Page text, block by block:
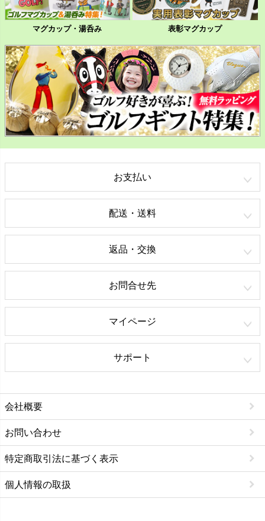
マグカップ・湯呑み 表彰マグカップ
お支払い
配送・送料
返品・交換
お問合せ先
マイページ
サポート
会社概要
お問い合わせ
特定商取引法に基づく表示
個人情報の取扱